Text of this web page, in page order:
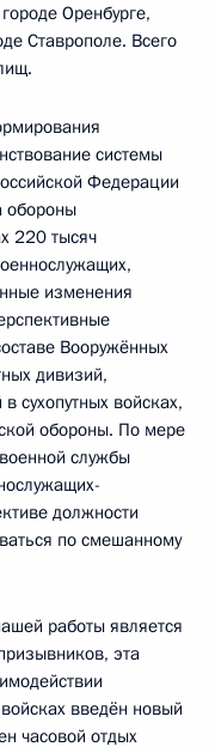
Оренбурге,
Ставрополе. Всего
системы
Федерации
обороны
220 тысяч
изменения
Вооружённых
дивизий,
сухопутных войсках,
обороны. По мере
службы
должности
по смешанному
работы является
эта
введён новый
часовой отдых